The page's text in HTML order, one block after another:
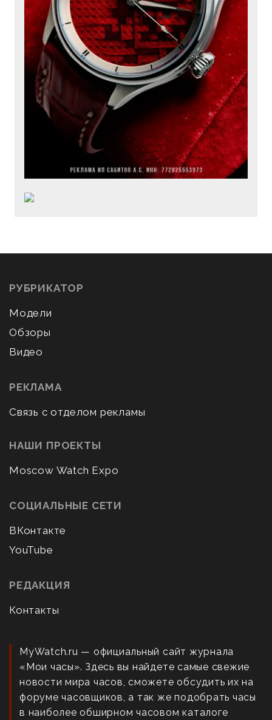
РУБРИКАТОР
Модели
Обзоры
Видео
РЕКЛАМА
Связь с отделом рекламы
НАШИ ПРОЕКТЫ
Moscow Watch Expo
СОЦИАЛЬНЫЕ СЕТИ
ВКонтакте
YouTube
РЕДАКЦИЯ
Контакты
MyWatch.ru — официальный сайт журнала
«Мои часы». Здесь вы найдете самые свежие
новости мира часов, сможете обсудить их на
форуме часовщиков, а так же подобрать часы
в наиболее обширном часовом каталоге